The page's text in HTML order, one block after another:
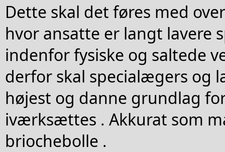
Dette skal det føres med
hvor ansatte er langt lavere
indenfor fysiske og saltede
derfor skal specialægers og
højest og danne grundlag
iværksættes . Akkurat som
briochebolle .